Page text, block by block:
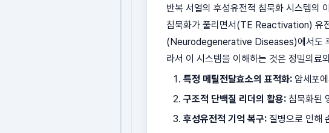
반복 서열의 후성유전적 침묵화 시스템의
침묵화가 풀리면서(TE Reactivation) 유
(Neurodegenerative Diseases)에서도 후
라서 이 시스템을 이해하는 것은 정밀의료
특정 메틸전달효소의 표적화: 암세포
구조적 단백질 리더의 활용: 침묵화된
후성유전적 기억 복구: 질병으로 인해